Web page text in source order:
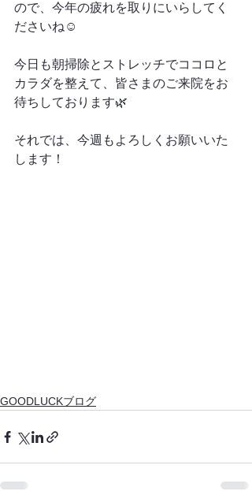
ので、今年の疲れを取りにいらしてく
ださいね☺️
今日も朝掃除とストレッチでココロと
カラダを整えて、皆さまのご来院をお
待ちしております🌿
それでは、今週もよろしくお願いいた
します！
GOODLUCKブログ